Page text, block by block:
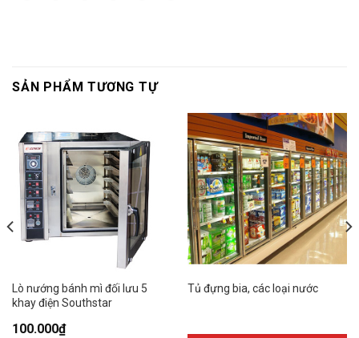
SẢN PHẨM TƯƠNG TỰ
Lò nướng bánh mì đối lưu 5
khay điện Southstar
100.000₫
Tủ đựng bia, các loại nước